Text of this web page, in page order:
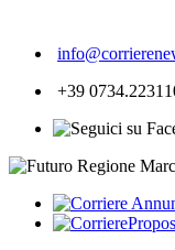
+39